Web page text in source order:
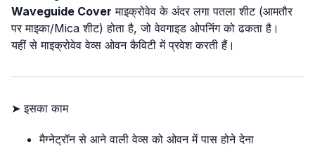
Waveguide Cover माइक्रोवेव के अंदर लगा पतला शीट (आमतौर
पर माइका/Mica शीट) होता है, जो वेवगाइड ओपनिंग को ढकता है।
यहीं से माइक्रोवेव वेव्स ओवन कैविटी में प्रवेश करती हैं।
➤ इसका काम
मैग्नेट्रॉन से आने वाली वेव्स को ओवन में पास होने देना